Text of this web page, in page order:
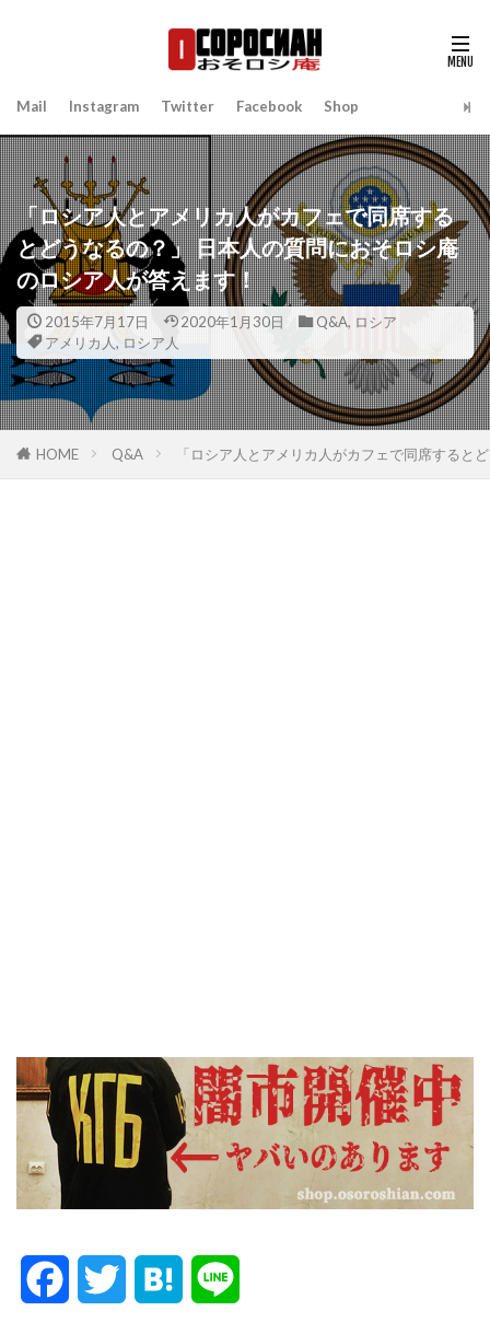
Mail Instagram Twitter Facebook Shop
「ロシア人とアメリカ人がカフェで同席する
とどうなるの？」 日本人の質問におそロシ庵
のロシア人が答えます！
2015年7月17日 2020年1月30日 Q&A, ロシア
アメリカ人, ロシア人
HOME Q&A 「ロシア人とアメリカ人がカフェで同席すると